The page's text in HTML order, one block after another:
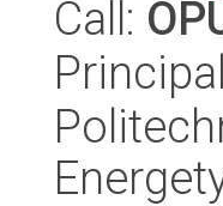
Call: